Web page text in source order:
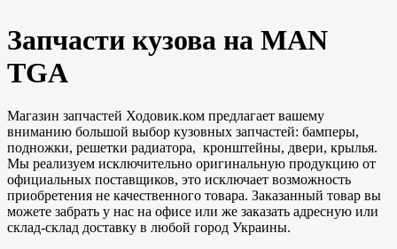
Запчасти кузова на MAN
TGA
Магазин запчастей Ходовик.ком предлагает вашему
вниманию большой выбор кузовных запчастей: бамперы,
подножки, решетки радиатора, кронштейны, двери, крылья.
Мы реализуем исключительно оригинальную продукцию от
официальных поставщиков, это исключает возможность
приобретения не качественного товара. Заказанный товар вы
можете забрать у нас на офисе или же заказать адресную или
склад-склад доставку в любой город Украины.